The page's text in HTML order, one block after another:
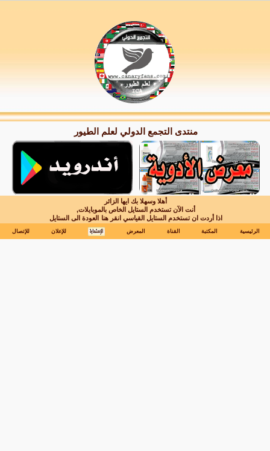
منتدى التجمع الدولي لعلم الطيور
أهلا وسهلا بك ايها الزائر
أنت الآن تستخدم الستايل الخاص بالموبايلات,
اذا أردت ان تستخدم الستايل القياسي انقر هنا العودة الى الستايل
الرئيسية المكتبة القناة المعرض للإعلان للإتصال